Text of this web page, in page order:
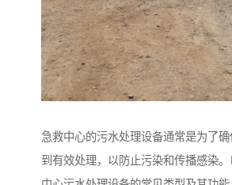
急救中心的污水处理设备通常是为了
到有效处理，以防止污染和传播感染